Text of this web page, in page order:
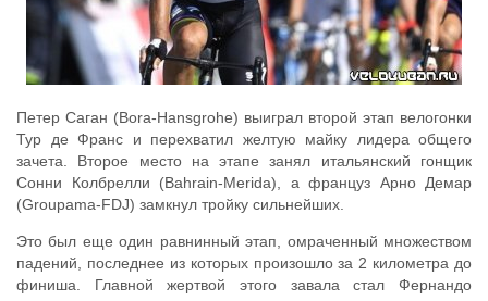
Петер Саган (Bora-Hansgrohe) выиграл второй этап велогонки
Тур де Франс и перехватил желтую майку лидера общего
зачета. Второе место на этапе занял итальянский гонщик
Сонни Колбрелли (Bahrain-Merida), а француз Арно Демар
(Groupama-FDJ) замкнул тройку сильнейших.
Это был еще один равнинный этап, омраченный множеством
падений, последнее из которых произошло за 2 километра до
финиша. Главной жертвой этого завала стал Фернандо